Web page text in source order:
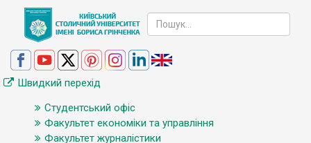
Швидкий перехід
Студентський офіс
Факультет економіки та управління
Факультет журналістики